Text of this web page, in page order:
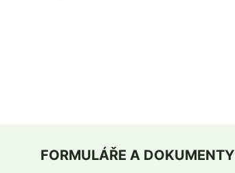
FORMULÁŘE A DOKUMENTY